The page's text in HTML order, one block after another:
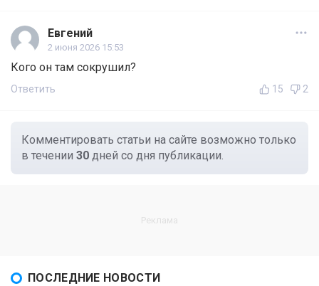
Евгений
2 июня 2026 15:53
Кого он там сокрушил?
Ответить 15 2
Комментировать статьи на сайте возможно только
в течении 30 дней со дня публикации.
ПОСЛЕДНИЕ НОВОСТИ